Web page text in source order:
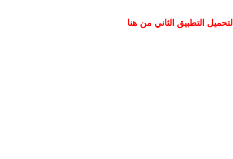
لتحميل التطبيق الثاني من هنا